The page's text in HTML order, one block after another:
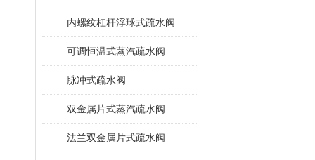
内螺纹杠杆浮球式疏水阀
可调恒温式蒸汽疏水阀
脉冲式疏水阀
双金属片式蒸汽疏水阀
法兰双金属片式疏水阀